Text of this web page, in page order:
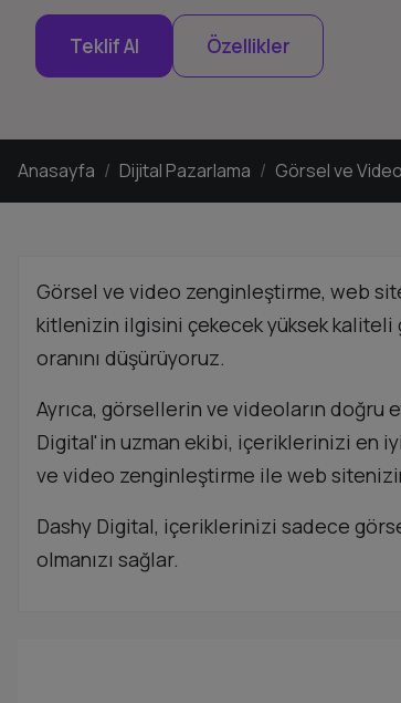
Teklif Al Özellikler
Anasayfa Dijital Pazarlama Görsel ve
Görsel ve video zenginleştirme, web
kitlenizin ilgisini çekecek yüksek kaliteli
oranını düşürüyoruz.
Ayrıca, görsellerin ve videoların doğru
Digital'in uzman ekibi, içeriklerinizi en
ve video zenginleştirme ile web
Dashy Digital, içeriklerinizi sadece
olmanızı sağlar.